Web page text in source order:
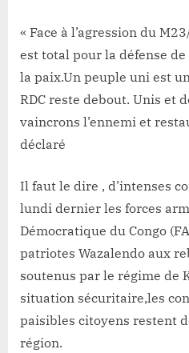
« Face à l’agression du
est total pour la défense
la paix.Un peuple uni est
RDC reste debout. Unis et
vaincrons l’ennemi et
déclaré
Il faut le dire , d’intenses
lundi dernier les forces
Démocratique du Congo
patriotes Wazalendo aux
soutenus par le régime de
situation sécuritaire,les
paisibles citoyens restent
région.